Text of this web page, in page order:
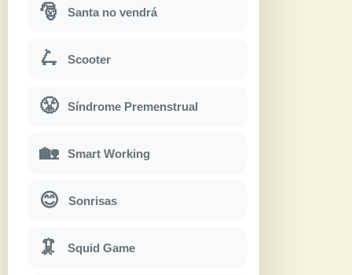
🎅 Santa no vendrá
🛴 Scooter
😤 Síndrome Premenstrual
🏡 Smart Working
😊 Sonrisas
🦑 Squid Game